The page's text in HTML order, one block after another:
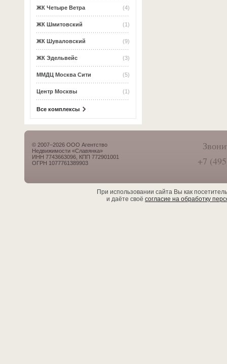
(4)
ЖК Четыре Ветра
(1)
ЖК Шмитовский
(9)
ЖК Шуваловский
(3)
ЖК Эдельвейс
(5)
ММДЦ Москва Сити
(1)
Центр Москвы
Все комплексы
© 2007–2026 ООО Агентство
Недвижимости «Славянка»
ИНН 7743663096, КПП 772901001
ОГРН 1077761389903
+7
При использовании сайта Вы как
и даёте своё согласие на обработку